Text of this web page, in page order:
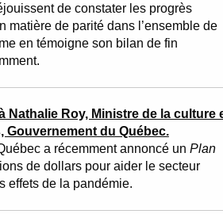
de constater les progrès
matière de parité dans l’ensemble de
en témoigne son bilan de fin
Nathalie Roy, Ministre de la culture
Gouvernement du Québec.
a récemment annoncé un Plan
de dollars pour aider le secteur
effets de la pandémie.